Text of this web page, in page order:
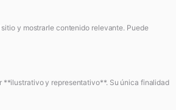
y mostrarle contenido relevante. Puede
**ilustrativo y representativo**. Su única finalidad